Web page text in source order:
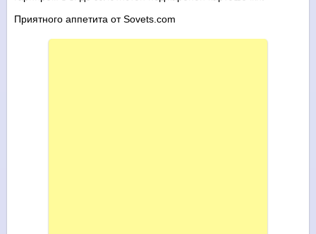
Приятного аппетита от Sovets.com